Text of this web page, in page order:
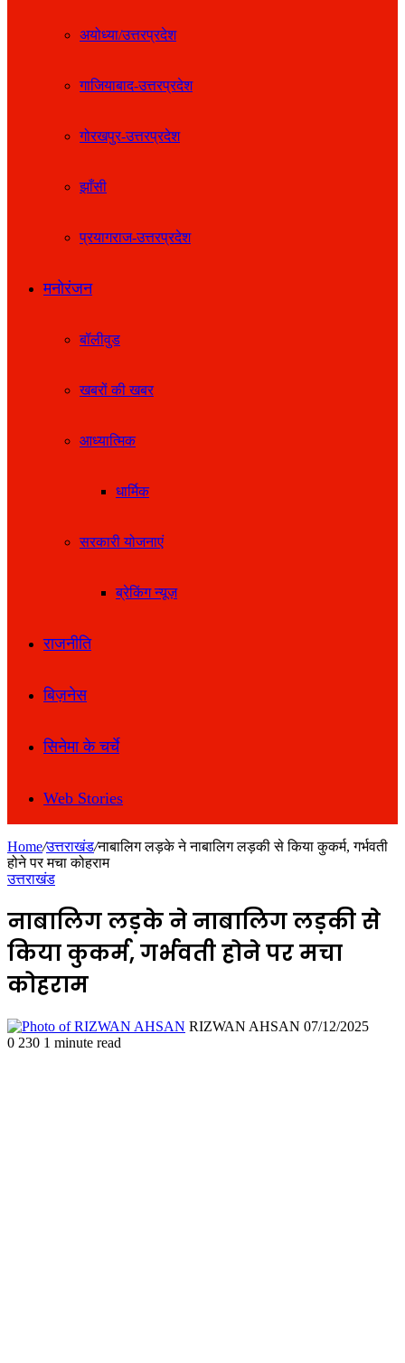
अयोध्या/उत्तरप्रदेश
गाजियाबाद-उत्तरप्रदेश
गोरखपुर-उत्तरप्रदेश
झाँसी
प्रयागराज-उत्तरप्रदेश
मनोरंजन
बॉलीवुड
खबरों की खबर
आध्यात्मिक
धार्मिक
सरकारी योजनाएं
ब्रेकिंग न्यूज़
राजनीति
बिज़नेस
सिनेमा के चर्चे
Web Stories
Home/उत्तराखंड/नाबालिग लड़के ने नाबालिग लड़की से किया कुकर्म, गर्भवती
होने पर मचा कोहराम
उत्तराखंड
नाबालिग लड़के ने नाबालिग लड़की से
किया कुकर्म, गर्भवती होने पर मचा
कोहराम
RIZWAN AHSAN Send
07/12/2025
0 230 1 minute read